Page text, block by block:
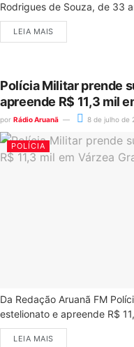
Rodrigues de Souza, de 33
LEIA MAIS
Polícia Militar prende
apreende R$ 11,3 mil
por Rádio Aruanã 8 de julho de
POLÍCIA
Da Redação Aruanã FM
estelionato e apreende R$
LEIA MAIS